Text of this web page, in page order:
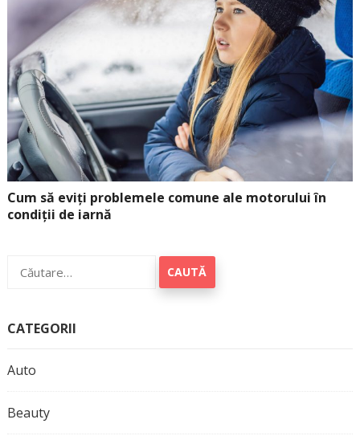
Cum să eviți problemele comune ale motorului în
condiții de iarnă
după:
CATEGORII
Auto
Beauty